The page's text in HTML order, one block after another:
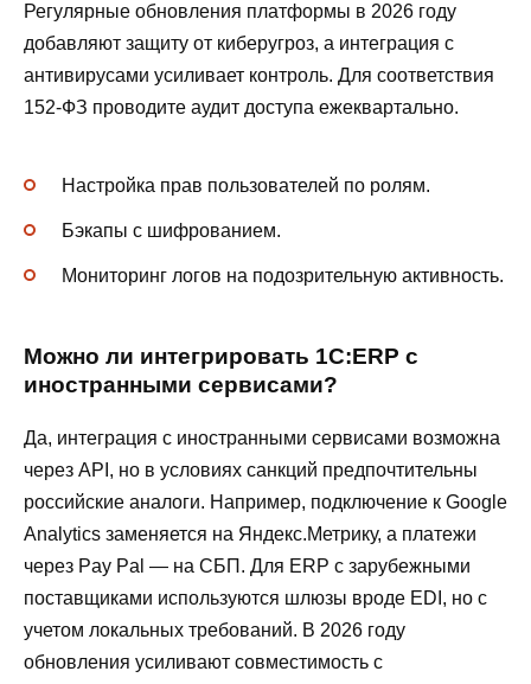
Регулярные обновления платформы в 2026 году
добавляют защиту от киберугроз, а интеграция с
антивирусами усиливает контроль. Для соответствия
152-ФЗ проводите аудит доступа ежеквартально.
Настройка прав пользователей по ролям.
Бэкапы с шифрованием.
Мониторинг логов на подозрительную активность.
Можно ли интегрировать 1С:ERP с
иностранными сервисами?
Да, интеграция с иностранными сервисами возможна
через API, но в условиях санкций предпочтительны
российские аналоги. Например, подключение к Google
Analytics заменяется на Яндекс.Метрику, а платежи
через Pay Pal — на СБП. Для ERP с зарубежными
поставщиками используются шлюзы вроде EDI, но с
учетом локальных требований. В 2026 году
обновления усиливают совместимость с